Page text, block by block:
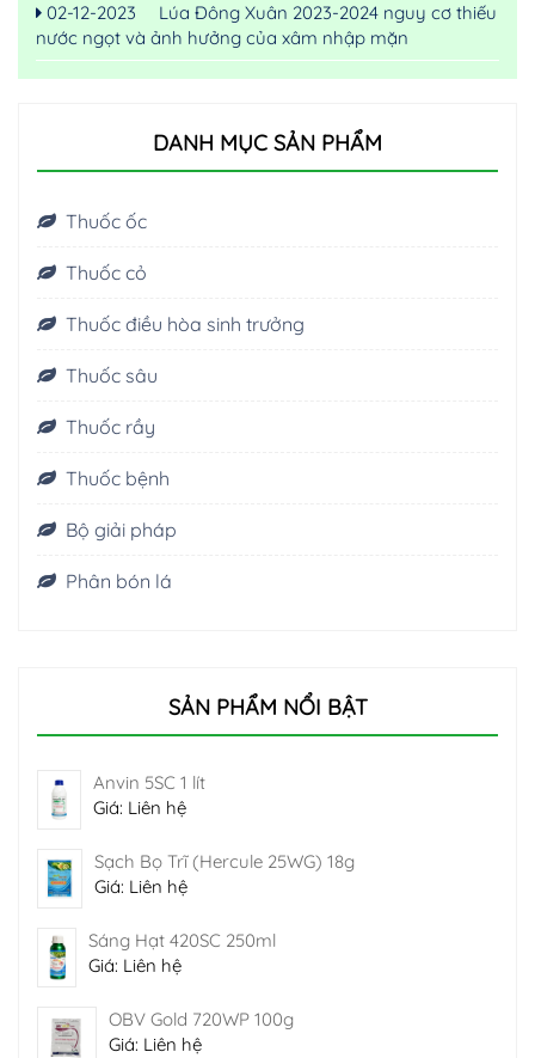
02-12-2023
Lúa Đông Xuân 2023-2024 nguy cơ thiếu
nước ngọt và ảnh hưởng của xâm nhập mặn
DANH MỤC SẢN PHẨM
Thuốc ốc
Thuốc cỏ
Thuốc điều hòa sinh trưởng
Thuốc sâu
Thuốc rầy
Thuốc bệnh
Bộ giải pháp
Phân bón lá
SẢN PHẨM NỔI BẬT
Anvin 5SC 1 lít
Giá: Liên hệ
Sạch Bọ Trĩ (Hercule 25WG) 18g
Giá: Liên hệ
Sáng Hạt 420SC 250ml
Giá: Liên hệ
OBV Gold 720WP 100g
Giá: Liên hệ